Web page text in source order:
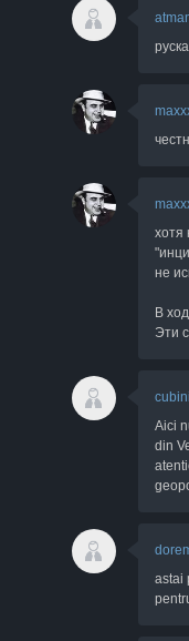
После
хотя
не
В
Эти
Aici
din
astai